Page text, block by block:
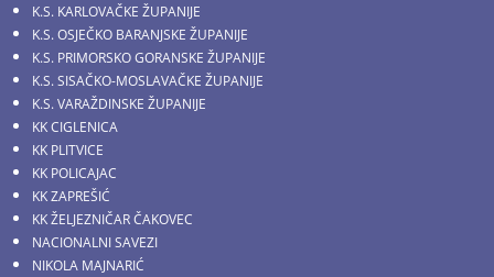
K.S. KARLOVAČKE ŽUPANIJE
K.S. OSJEČKO BARANJSKE ŽUPANIJE
K.S. PRIMORSKO GORANSKE ŽUPANIJE
K.S. SISAČKO-MOSLAVAČKE ŽUPANIJE
K.S. VARAŽDINSKE ŽUPANIJE
KK CIGLENICA
KK PLITVICE
KK POLICAJAC
KK ZAPREŠIĆ
KK ŽELJEZNIČAR ČAKOVEC
NACIONALNI SAVEZI
NIKOLA MAJNARIĆ